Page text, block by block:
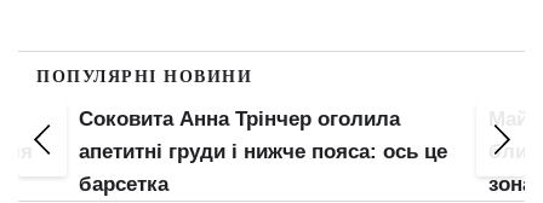
ПОПУЛЯРНІ НОВИНИ
Соковита Анна Трінчер оголила
апетитні груди і нижче пояса: ось це
барсетка
зона